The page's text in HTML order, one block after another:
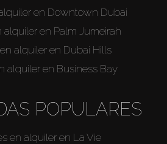
en Downtown Dubai
alquiler en Palm Jumeirah
alquiler en Dubai Hills
alquiler en Business Bay
POPULARES
en alquiler en La Vie